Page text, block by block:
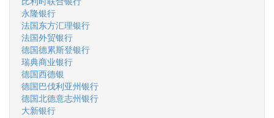
永隆银行
法国东方汇理银行
法国外贸银行
德国德累斯登银行
瑞典商业银行
德国西德银
德国巴伐利亚州银行
德国北德意志州银行
大新银行